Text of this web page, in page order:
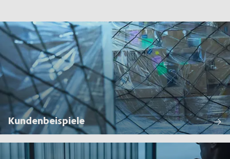
Kundenbeispiele